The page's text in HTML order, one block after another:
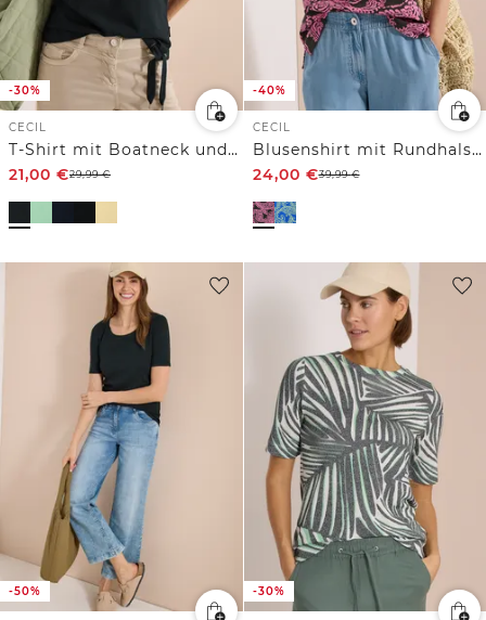
-30%
CECIL
T-Shirt mit Boatneck und Mesh-Einsatz
21,00 €29,99€
-40%
CECIL
Blusenshirt mit Rundhals und Print
24,00 €39,99€
-50% -30%